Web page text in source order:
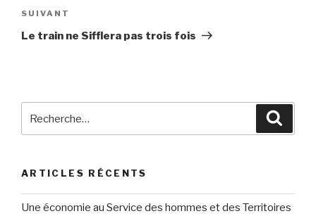
Article
suivant
SUIVANT
Le train ne Sifflera pas trois fois
ARTICLES RÉCENTS
Une économie au Service des hommes et des Territoires